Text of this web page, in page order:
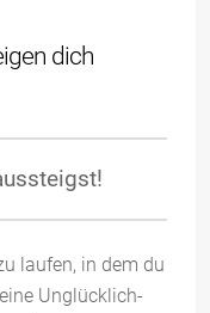
dich
laufen, in dem du
Unglücklich-